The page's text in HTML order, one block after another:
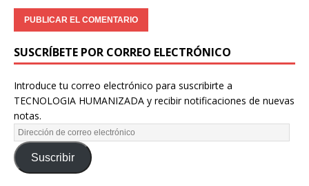
SUSCRÍBETE POR CORREO ELECTRÓNICO
Introduce tu correo electrónico para suscribirte a
TECNOLOGIA HUMANIZADA y recibir notificaciones de nuevas
notas.
Suscribir